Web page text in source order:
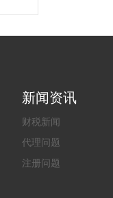
新闻资讯
财税新闻
代理问题
注册问题